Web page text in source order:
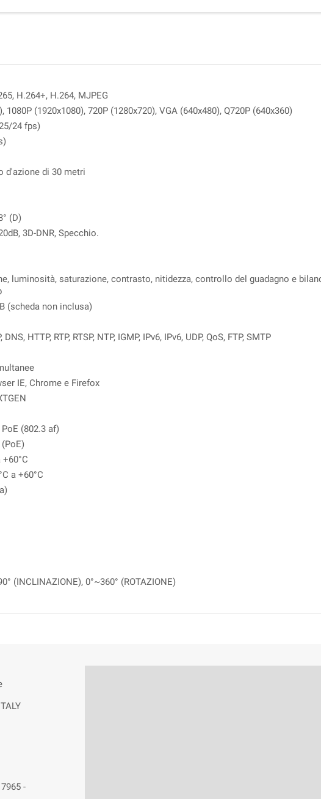
H.264+, H.264, MJPEG
(1920x1080), 720P (1280x720), VGA (640x480), Q720P (640x360)
24 fps)
d'azione di 30 metri
(D)
3D-DNR, Specchio.
luminosità, saturazione, contrasto, nitidezza, controllo del guadagno e
(scheda non inclusa)
HTTP, RTP, RTSP, NTP, IGMP, IPv6, IPv6, UDP, QoS, FTP, SMTP
IE, Chrome e Firefox
(802.3 af)
a +60°C
(INCLINAZIONE), 0°~360° (ROTAZIONE)
-